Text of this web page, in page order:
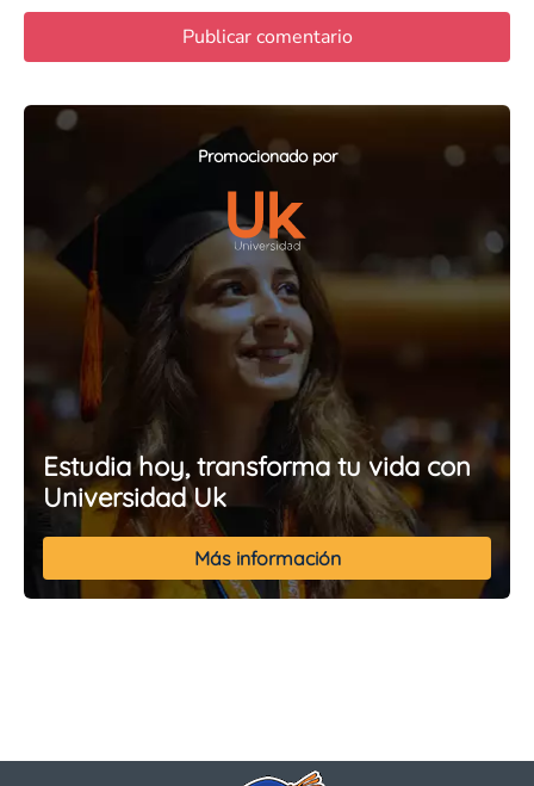
Promocionado por
Estudia hoy, transforma tu vida con
Universidad Uk
Más información